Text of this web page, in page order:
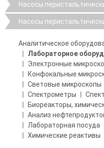
Насосы
Насосы
Аналитическое
Лабораторное
Электронные
Конфокальные
Световые микроскопы
Спектрометры
Биореакторы,
Анализ
Лабораторная посуда
Химические реактивы